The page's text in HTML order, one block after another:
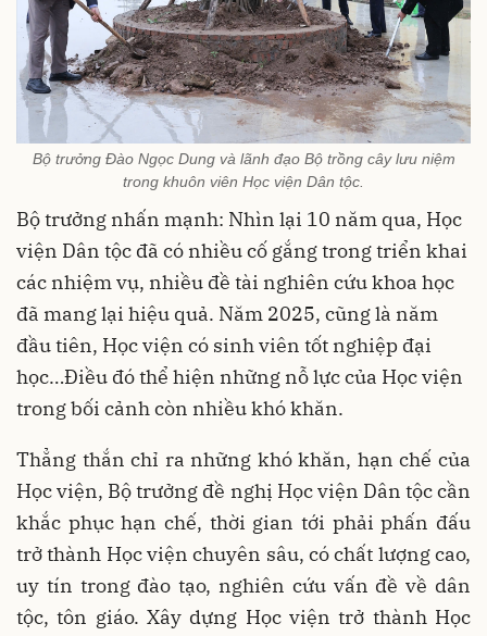
Bộ trưởng Đào Ngọc Dung và lãnh đạo Bộ trồng cây lưu niệm
trong khuôn viên Học viện Dân tộc.
Bộ trưởng nhấn mạnh: Nhìn lại 10 năm qua, Học
viện Dân tộc đã có nhiều cố gắng trong triển khai
các nhiệm vụ, nhiều đề tài nghiên cứu khoa học
đã mang lại hiệu quả. Năm 2025, cũng là năm
đầu tiên, Học viện có sinh viên tốt nghiệp đại
học…Điều đó thể hiện những nỗ lực của Học viện
trong bối cảnh còn nhiều khó khăn.
Thẳng thắn chỉ ra những khó khăn, hạn chế của
Học viện, Bộ trưởng đề nghị Học viện Dân tộc cần
khắc phục hạn chế, thời gian tới phải phấn đấu
trở thành Học viện chuyên sâu, có chất lượng cao,
uy tín trong đào tạo, nghiên cứu vấn đề về dân
tộc, tôn giáo. Xây dựng Học viện trở thành Học